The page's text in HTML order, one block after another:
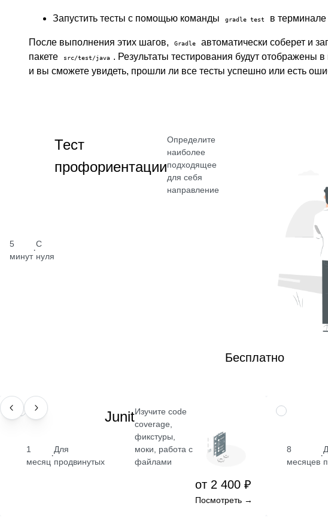
Запустить тесты с помощью команды gradle test в терминале
После выполнения этих шагов, Gradle
автоматически соберет и
пакете
src/test/java . Результаты тестирования будут отображены
и вы сможете увидеть, прошли ли все тесты успешно или есть
5
минут
·
С
нуля
Тест
профориентации
Определите
наиболее
подходящее
для себя
направление
Бесплатно
НАВЫК
1
месяц
·
Для
продвинутых
JunitИзучите code
coverage,
фикстуры,
моки, работа с
файлами
от 2 400 ₽
Посмотреть →
ПРОФЕССИЯ
8
месяцев
·